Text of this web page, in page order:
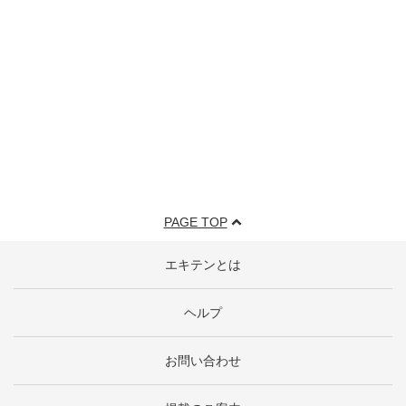
PAGE TOP
エキテンとは
ヘルプ
お問い合わせ